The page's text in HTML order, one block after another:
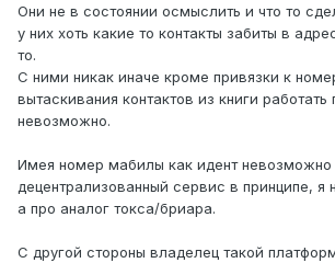
Они не в состоянии осмыслить и что то
у них хоть какие то контакты забиты в
то.
С ними никак иначе кроме привязки к
вытаскивания контактов из книги работать
невозможно.
Имея номер мабилы как идент невозможно
децентрализованный сервис в принципе, я
а про аналог токса/бриара.
С другой стороны владелец такой